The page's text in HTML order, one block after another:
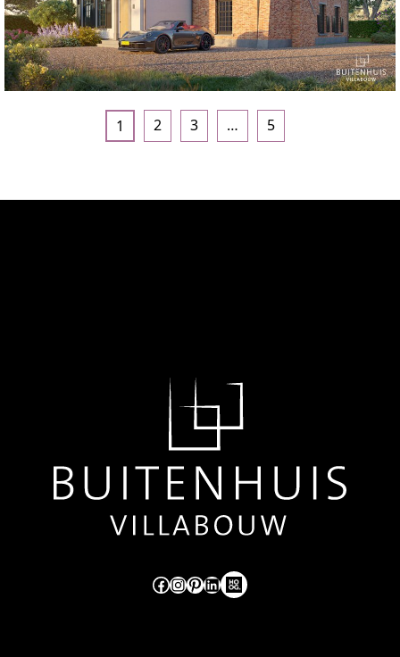
1 2 3 … 5
Like ons op Facebook (externe link) Volg ons op Instagram (externe link) Pinterest LinkedIn Hoog Design.